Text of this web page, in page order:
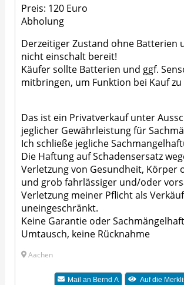
Preis: 120 Euro
Abholung
Derzeitiger Zustand ohne Batterien
nicht einschalt bereit!
Käufer sollte Batterien und ggf.
mitbringen, um Funktion bei Kauf zu
Das ist ein Privatverkauf unter
jeglicher Gewährleistung für
Ich schließe jegliche
Die Haftung auf Schadensersatz
Verletzung von Gesundheit, Körper
und grob fahrlässiger und/oder
Verletzung meiner Pflicht als
uneingeschränkt.
Keine Garantie oder
Umtausch, keine Rücknahme
Aachen
Mail an Bernd A Auf die